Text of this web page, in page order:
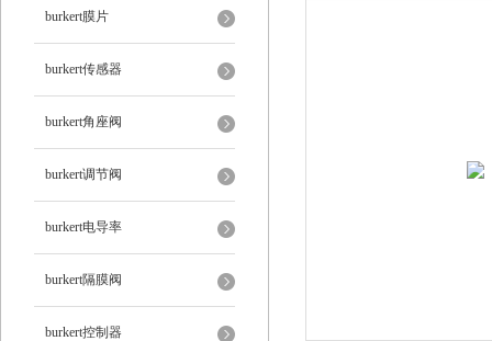
burkert膜片
burkert传感器
burkert角座阀
burkert调节阀
burkert电导率
burkert隔膜阀
burkert控制器